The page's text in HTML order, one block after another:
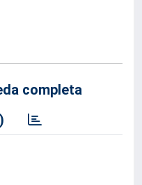
completa